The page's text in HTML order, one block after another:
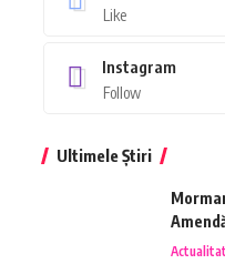
Like
Instagram
Follow
Ultimele Știri